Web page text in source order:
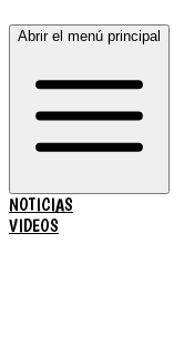
Abrir el menú principal
NOTICIAS
VIDEOS